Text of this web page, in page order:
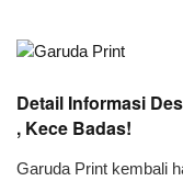
Detail Informasi
, Kece Badas!
Garuda Print kembali